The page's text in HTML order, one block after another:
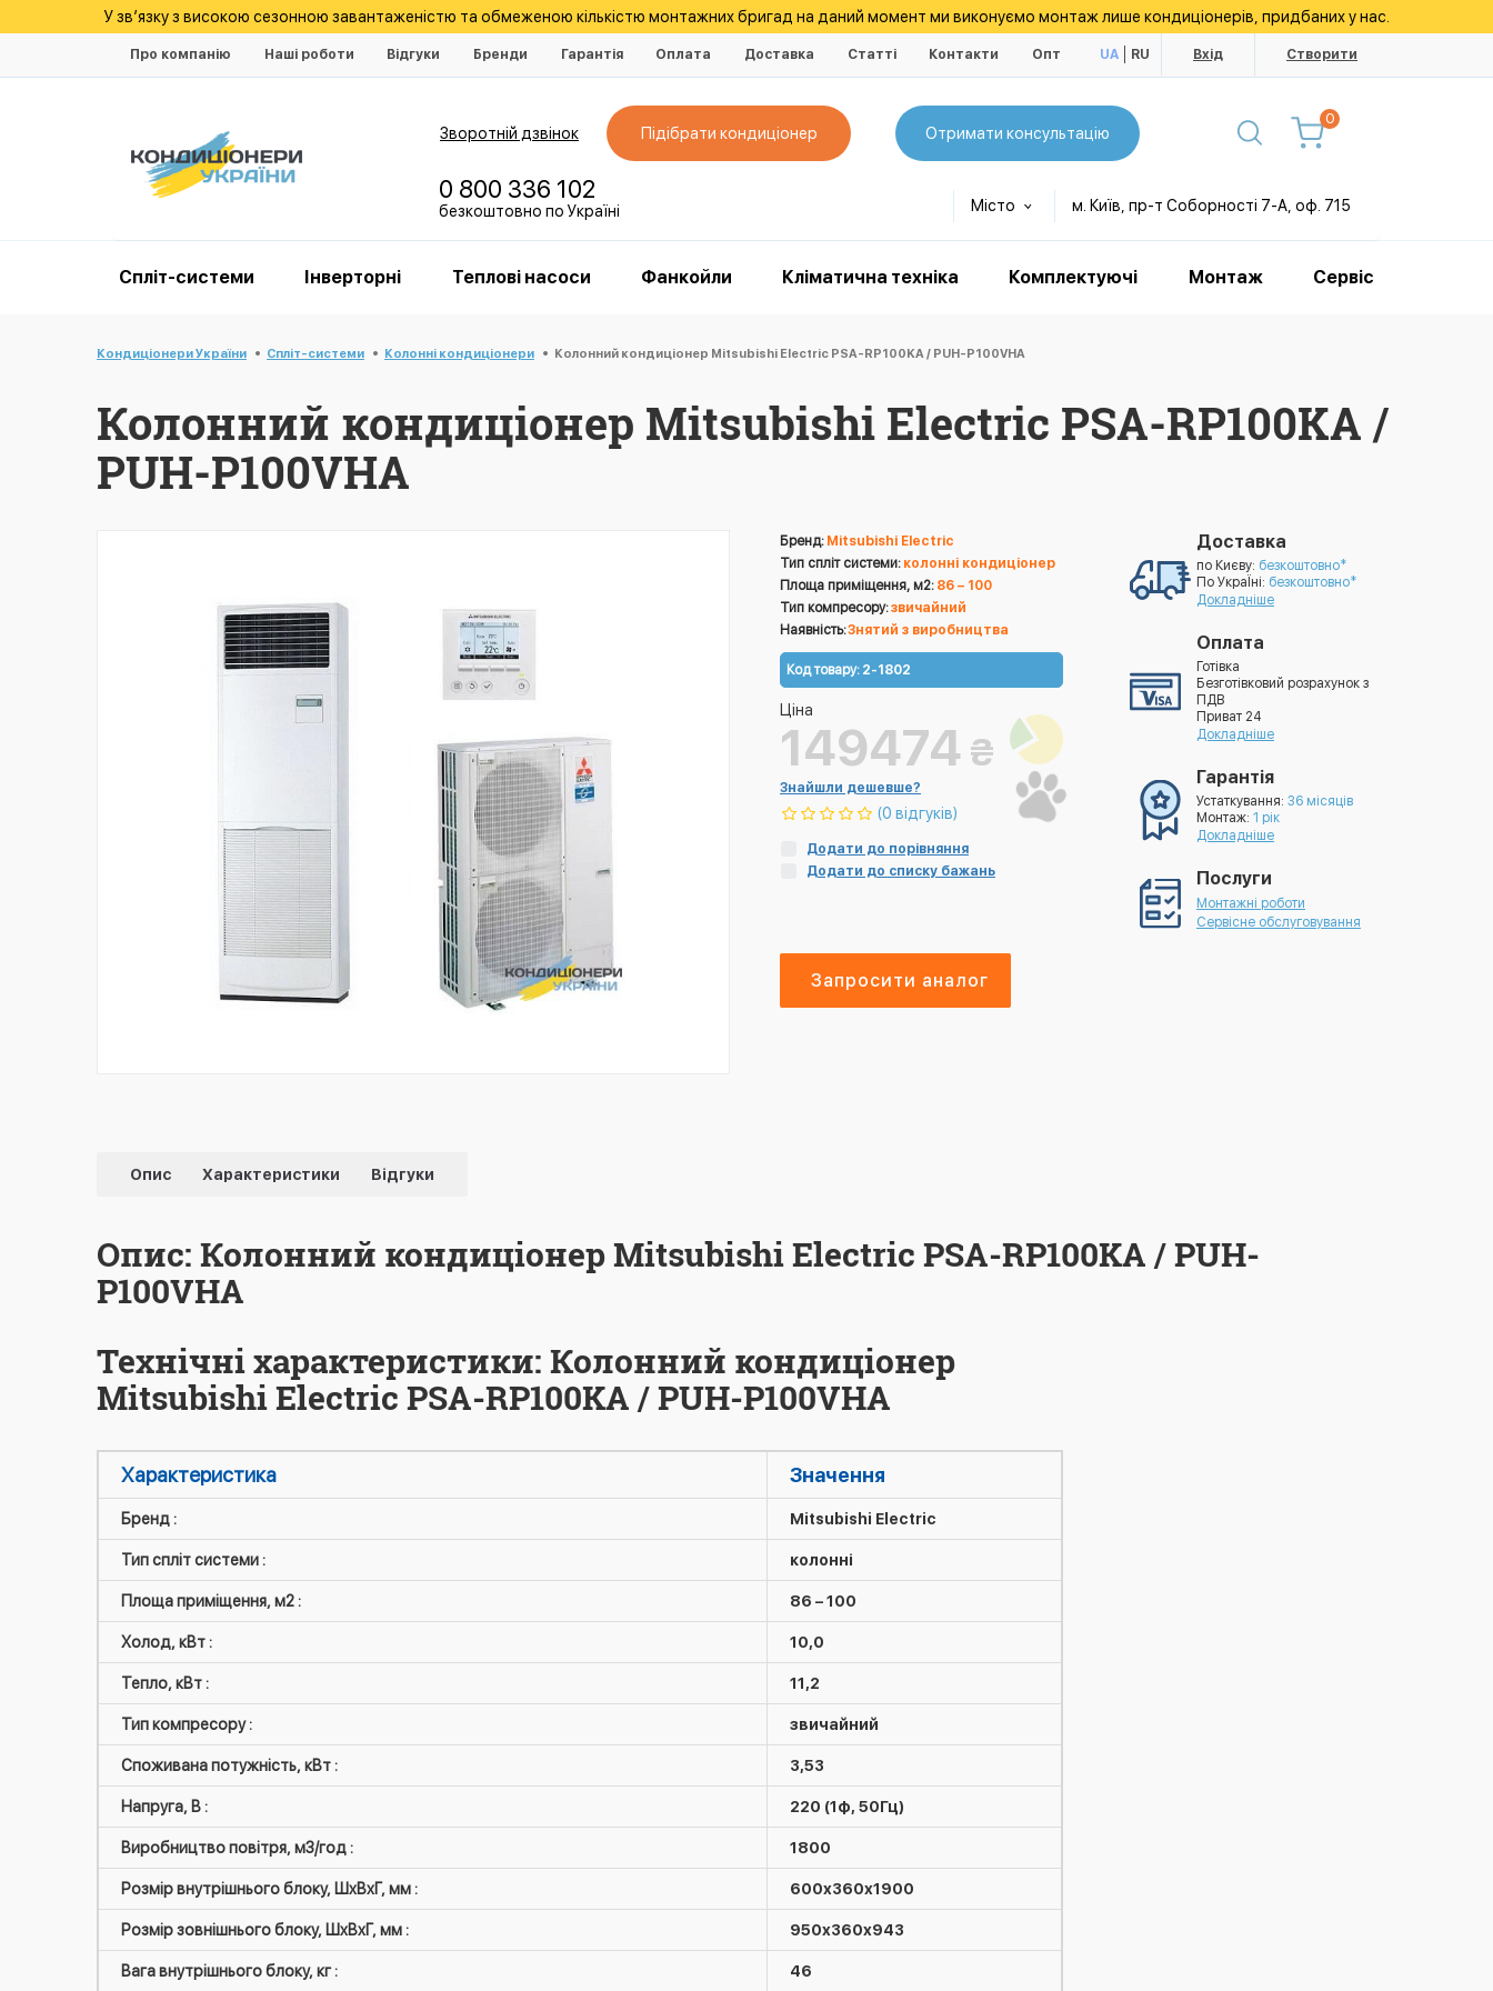
У зв’язку з високою сезонною завантаженістю та обмеженою кількістю монтажних бригад на даний момент ми виконуємо монтаж лише кондиціонерів, придбаних у нас.
Про компанію Наші роботи Відгуки Бренди Гарантія Оплата Доставка Статті Контакти Опт UA RU Вхід Створити
Зворотній дзвінок Підібрати кондиціонер Отримати консультацію
0
0 800 336 102
безкоштовно по Україні Місто м. Київ, пр-т Соборності 7-А, оф. 715
Спліт-системи Інверторні Теплові насоси Фанкойли Кліматична техніка Комплектуючі Монтаж Сервіс
Кондиціонери України Спліт-системи Колонні кондиціонери Колонний кондиціонер Mitsubishi Electric PSA-RP100KA / PUH-P100VHA
Колонний кондиціонер Mitsubishi Electric PSA-RP100KA /
PUH-P100VHA
Бренд: Mitsubishi Electric
Тип спліт системи: колонні кондиціонер
Площа приміщення, м2: 86 – 100
Тип компресору:звичайний
Наявність:Знятий з виробництва
Код товару: 2-1802
Ціна
149474 ₴
Знайшли дешевше?
(0 відгуків)
Додати до порівняння
Додати до списку бажань
Доставка
по Києву: безкоштовно*
По УкраЇні: безкоштовно*
Докладніше
Оплата
Готівка
Безготівковий розрахунок з
ПДВ
Приват 24
Докладніше
Гарантія
Устаткування: 36 місяців
Монтаж: 1 рік
Докладніше
Послуги
Монтажні роботи
Сервісне обслуговування
Запросити аналог
Опис Характеристики Відгуки
Опис: Колонний кондиціонер Mitsubishi Electric PSA-RP100KA / PUH-
P100VHA
Технічні характеристики: Колонний кондиціонер
Mitsubishi Electric PSA-RP100KA / PUH-P100VHA
Характеристика Значення
Бренд : Mitsubishi Electric
Тип спліт системи : колонні
Площа приміщення, м2 : 86 – 100
Холод, кВт : 10,0
Тепло, кВт : 11,2
Тип компресору : звичайний
Споживана потужність, кВт : 3,53
Напруга, В : 220 (1ф, 50Гц)
Виробництво повітря, м3/год : 1800
Розмір внутрішнього блоку, ШxВxГ, мм : 600х360х1900
Розмір зовнішнього блоку, ШxВxГ, мм : 950х360х943
Вага внутрішнього блоку, кг : 46